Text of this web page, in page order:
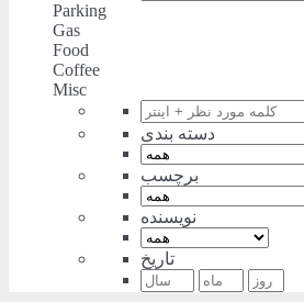
Parking
Gas
Food
Coffee
Misc
دسته بندی
برچسب
نویسنده
تاریخ